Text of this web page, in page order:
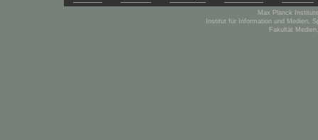
Max Planck
Institut für Information und Medien,
Fakultät